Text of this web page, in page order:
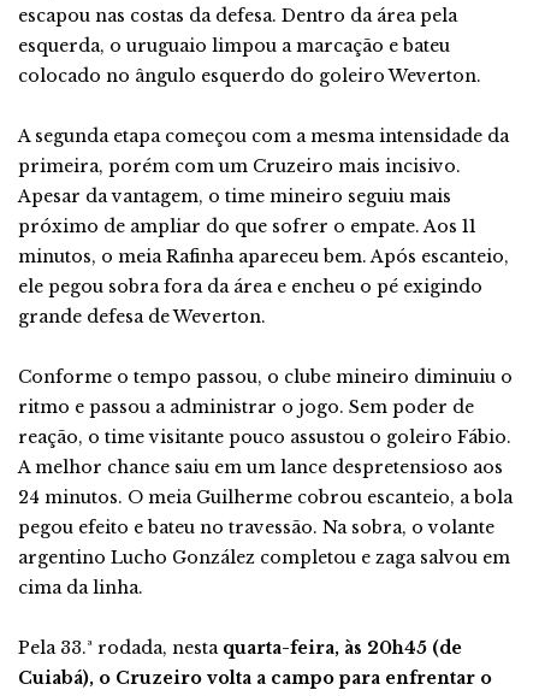
escapou nas costas da defesa. Dentro da área pela
esquerda, o uruguaio limpou a marcação e bateu
colocado no ângulo esquerdo do goleiro Weverton.
A segunda etapa começou com a mesma intensidade da
primeira, porém com um Cruzeiro mais incisivo.
Apesar da vantagem, o time mineiro seguiu mais
próximo de ampliar do que sofrer o empate. Aos 11
minutos, o meia Rafinha apareceu bem. Após escanteio,
ele pegou sobra fora da área e encheu o pé exigindo
grande defesa de Weverton.
Conforme o tempo passou, o clube mineiro diminuiu o
ritmo e passou a administrar o jogo. Sem poder de
reação, o time visitante pouco assustou o goleiro Fábio.
A melhor chance saiu em um lance despretensioso aos
24 minutos. O meia Guilherme cobrou escanteio, a bola
pegou efeito e bateu no travessão. Na sobra, o volante
argentino Lucho González completou e zaga salvou em
cima da linha.
Pela 33.ª rodada, nesta quarta-feira, às 20h45 (de
Cuiabá), o Cruzeiro volta a campo para enfrentar o